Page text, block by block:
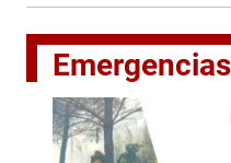
Emergencias